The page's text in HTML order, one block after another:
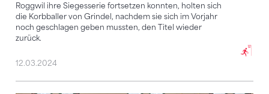
Roggwil ihre Siegesserie fortsetzen konnten, holten sich
die Korbballer von Grindel, nachdem sie sich im Vorjahr
noch geschlagen geben mussten, den Titel wieder
zurück.
12.03.2024